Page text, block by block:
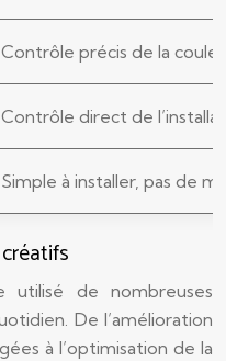
Contrôle précis de la
Contrôle direct de
Simple à installer, pas de
de nombreuses
De l’amélioration
à l’optimisation de la